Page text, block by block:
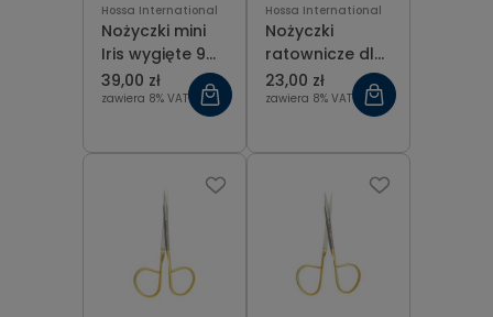
Hossa International
Nożyczki mini
Iris wygięte 9
cm
39,00 zł
zawiera 8% VAT
Hossa International
Nożyczki
ratownicze dla
ratowników
medycznych
23,00 zł
zawiera 8% VAT